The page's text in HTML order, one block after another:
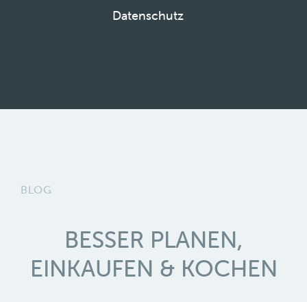
Datenschutz
BLOG
BESSER PLANEN,
EINKAUFEN & KOCHEN